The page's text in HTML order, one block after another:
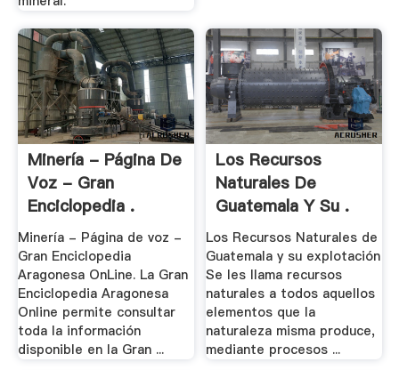
Minería - Página De
Voz - Gran
Enciclopedia .
Minería - Página de voz -
Gran Enciclopedia
Aragonesa OnLine. La Gran
Enciclopedia Aragonesa
Online permite consultar
toda la información
disponible en la Gran ...
Los Recursos
Naturales De
Guatemala Y Su .
Los Recursos Naturales de
Guatemala y su explotación
Se les llama recursos
naturales a todos aquellos
elementos que la
naturaleza misma produce,
mediante procesos ...